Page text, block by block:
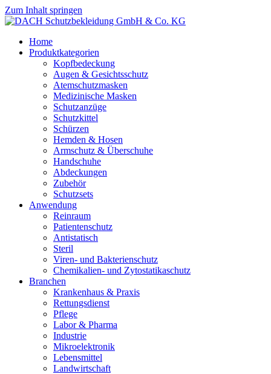
Zum Inhalt springen
Home
Produktkategorien
Kopfbedeckung
Augen & Gesichtsschutz
Atemschutzmasken
Medizinische Masken
Schutzanzüge
Schutzkittel
Schürzen
Hemden & Hosen
Armschutz & Überschuhe
Handschuhe
Abdeckungen
Zubehör
Schutzsets
Anwendung
Reinraum
Patientenschutz
Antistatisch
Steril
Viren- und Bakterienschutz
Chemikalien- und Zytostatikaschutz
Branchen
Krankenhaus & Praxis
Rettungsdienst
Pflege
Labor & Pharma
Industrie
Mikroelektronik
Lebensmittel
Landwirtschaft